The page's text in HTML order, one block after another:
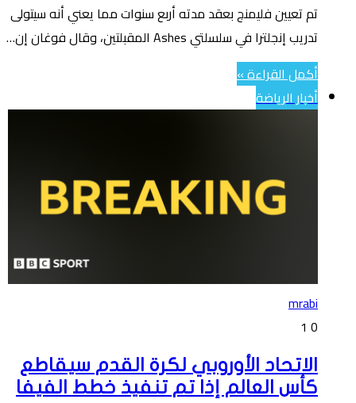
تم تعيين فليمنج بعقد مدته أربع سنوات مما يعني أنه سيتولى
تدريب إنجلترا في سلسلتي Ashes المقبلتين، وقال فوغان إن…
أكمل القراءة »
أخبار الرياضة
mrabi
0
الاتحاد الأوروبي لكرة القدم سيقاطع
كأس العالم إذا تم تنفيذ خطط الفيفا